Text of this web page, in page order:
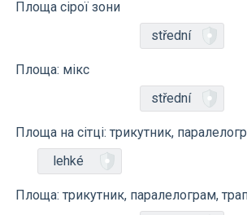
Площа сірої зони
střední
Площа: мікс
střední
Площа на сітці: трикутник,
lehké
Площа: трикутник, паралелограм,